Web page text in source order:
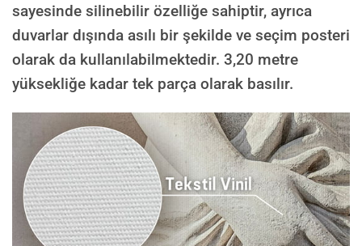
sayesinde silinebilir özelliğe sahiptir, ayrıca
duvarlar dışında asılı bir şekilde ve seçim posteri
olarak da kullanılabilmektedir. 3,20 metre
yüksekliğe kadar tek parça olarak basılır.